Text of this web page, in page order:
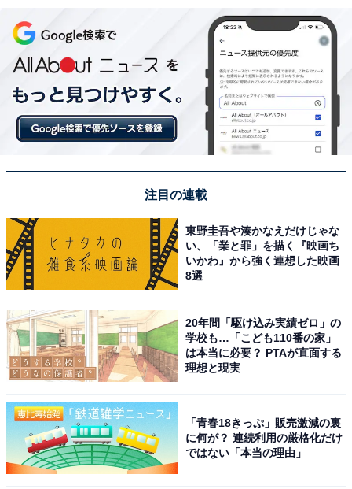
注目の連載
東野圭吾や湊かなえだけじゃな
い、「業と罪」を描く『映画ち
いかわ』から強く連想した映画
8選
20年間「駆け込み実績ゼロ」の
学校も…「こども110番の家」
は本当に必要？ PTAが直面する
理想と現実
「青春18きっぷ」販売激減の裏
に何が？ 連続利用の厳格化だけ
ではない「本当の理由」